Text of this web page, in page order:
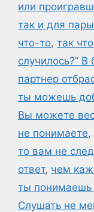
или
так и для
что-то, так
случилось?”
партнер
ты можешь
Вы можете
не понимаете,
то вам не
ответ, чем
ты понимаешь
Слушать не